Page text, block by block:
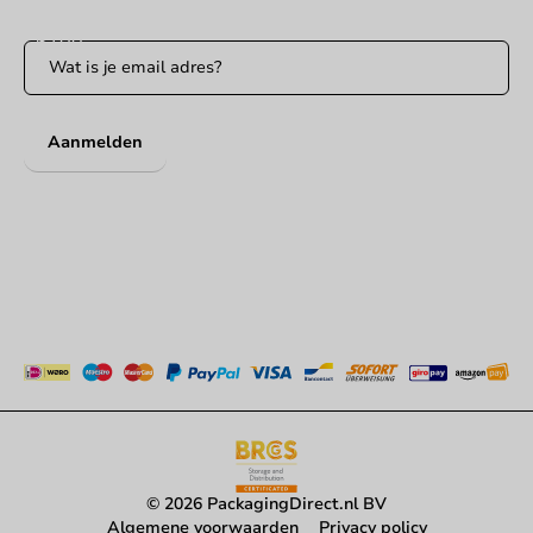
Aanmelden
© 2026 PackagingDirect.nl BV
Algemene voorwaarden
Privacy policy